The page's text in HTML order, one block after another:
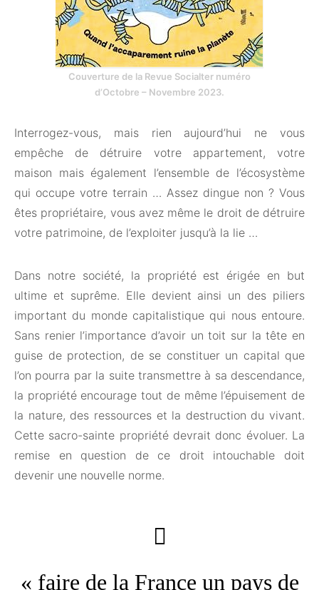
Couverture de la Revue Socialter numéro
d’Octobre – Novembre 2023.
Interrogez-vous, mais rien aujourd’hui ne vous
empêche de détruire votre appartement, votre
maison mais également l’ensemble de l’écosystème
qui occupe votre terrain … Assez dingue non ? Vous
êtes propriétaire, vous avez même le droit de détruire
votre patrimoine, de l’exploiter jusqu’à la lie …
Dans notre société, la propriété est érigée en but
ultime et suprême. Elle devient ainsi un des piliers
important du monde capitalistique qui nous entoure.
Sans renier l’importance d’avoir un toit sur la tête en
guise de protection, de se constituer un capital que
l’on pourra par la suite transmettre à sa descendance,
la propriété encourage tout de même l’épuisement de
la nature, des ressources et la destruction du vivant.
Cette sacro-sainte propriété devrait donc évoluer. La
remise en question de ce droit intouchable doit
devenir une nouvelle norme.
« faire de la France un pays de